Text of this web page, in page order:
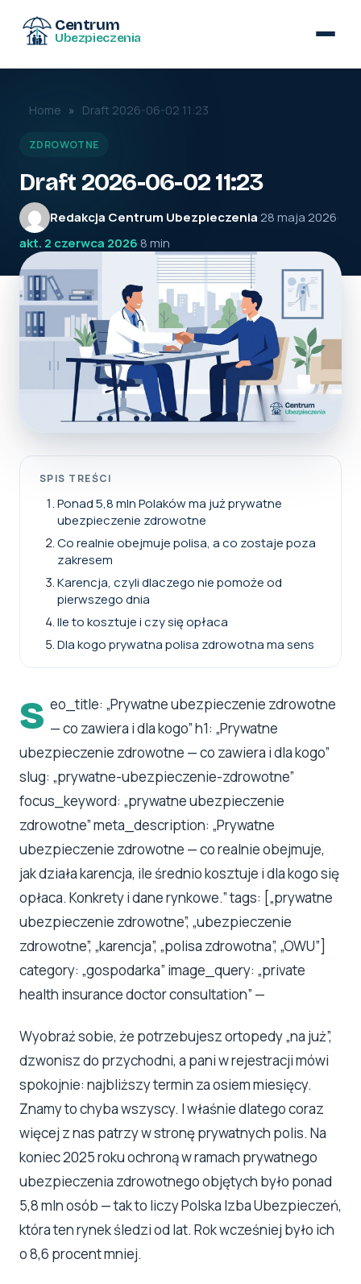
Centrum
Ubezpieczenia
Home » Draft 2026-06-02 11:23
ZDROWOTNE
Draft 2026-06-02 11:23
Redakcja Centrum Ubezpieczenia·28 maja 2026·
akt. 2 czerwca 2026·8 min
SPIS TREŚCI
Ponad 5,8 mln Polaków ma już prywatne
ubezpieczenie zdrowotne
Co realnie obejmuje polisa, a co zostaje poza
zakresem
Karencja, czyli dlaczego nie pomoże od
pierwszego dnia
Ile to kosztuje i czy się opłaca
Dla kogo prywatna polisa zdrowotna ma sens
s eo_title: „Prywatne ubezpieczenie zdrowotne
— co zawiera i dla kogo” h1: „Prywatne
ubezpieczenie zdrowotne — co zawiera i dla kogo”
slug: „prywatne-ubezpieczenie-zdrowotne”
focus_keyword: „prywatne ubezpieczenie
zdrowotne” meta_description: „Prywatne
ubezpieczenie zdrowotne — co realnie obejmuje,
jak działa karencja, ile średnio kosztuje i dla kogo się
opłaca. Konkrety i dane rynkowe.” tags: [„prywatne
ubezpieczenie zdrowotne”, „ubezpieczenie
zdrowotne”, „karencja”, „polisa zdrowotna”, „OWU”]
category: „gospodarka” image_query: „private
health insurance doctor consultation” —
Wyobraź sobie, że potrzebujesz ortopedy „na już”,
dzwonisz do przychodni, a pani w rejestracji mówi
spokojnie: najbliższy termin za osiem miesięcy.
Znamy to chyba wszyscy. I właśnie dlatego coraz
więcej z nas patrzy w stronę prywatnych polis. Na
koniec 2025 roku ochroną w ramach prywatnego
ubezpieczenia zdrowotnego objętych było ponad
5,8 mln osób — tak to liczy Polska Izba Ubezpieczeń,
która ten rynek śledzi od lat. Rok wcześniej było ich
o 8,6 procent mniej.